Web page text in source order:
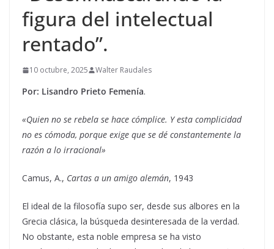
figura del intelectual
rentado”.
10 octubre, 2025 Walter Raudales
Por: Lisandro Prieto Femenía.
«Quien no se rebela se hace cómplice. Y esta complicidad
no es cómoda, porque exige que se dé constantemente la
razón a lo irracional»
Camus, A., Cartas a un amigo alemán, 1943
El ideal de la filosofía supo ser, desde sus albores en la
Grecia clásica, la búsqueda desinteresada de la verdad.
No obstante, esta noble empresa se ha visto